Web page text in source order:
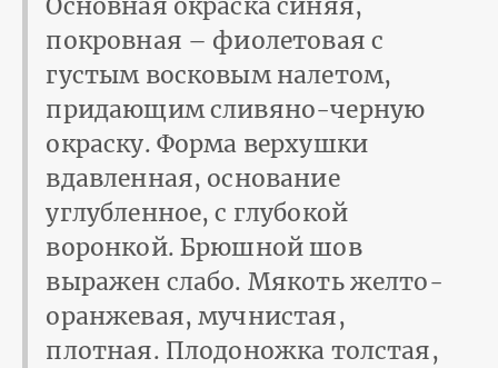
Основная окраска синяя,
покровная – фиолетовая с
густым восковым налетом,
придаю­щим сливяно-черную
окраску. Форма верхушки
вдавленная, основание
углубленное, с глубокой
воронкой. Брюшной шов
выражен слабо. Мякоть желто-
оранжевая, мучнистая,
плотная. Плодоножка толстая,